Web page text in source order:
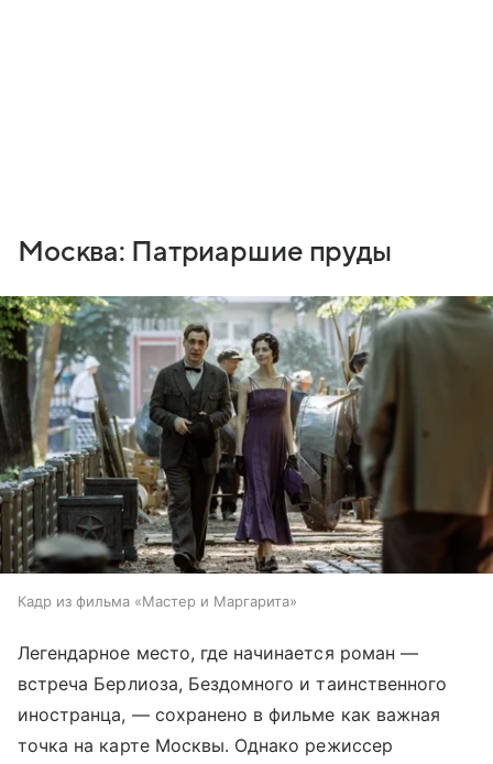
Москва: Патриаршие пруды
Кадр из фильма «Мастер и Маргарита»
Легендарное место, где начинается роман —
встреча Берлиоза, Бездомного и таинственного
иностранца, — сохранено в фильме как важная
точка на карте Москвы. Однако режиссер